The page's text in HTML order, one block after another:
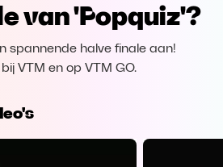
Download
van 'Popquiz'?
spannende halve finale aan!
VTM en op VTM GO.